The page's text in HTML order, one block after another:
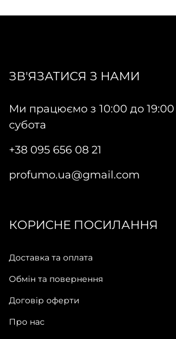
ЗВ'ЯЗАТИСЯ З НАМИ
Ми працюємо з 10:00 до 19:00
субота
+38 095 656 08 21
profumo.ua@gmail.com
КОРИСНЕ ПОСИЛАННЯ
Доставка та оплата
Обмін та повернення
Договір оферти
Про нас